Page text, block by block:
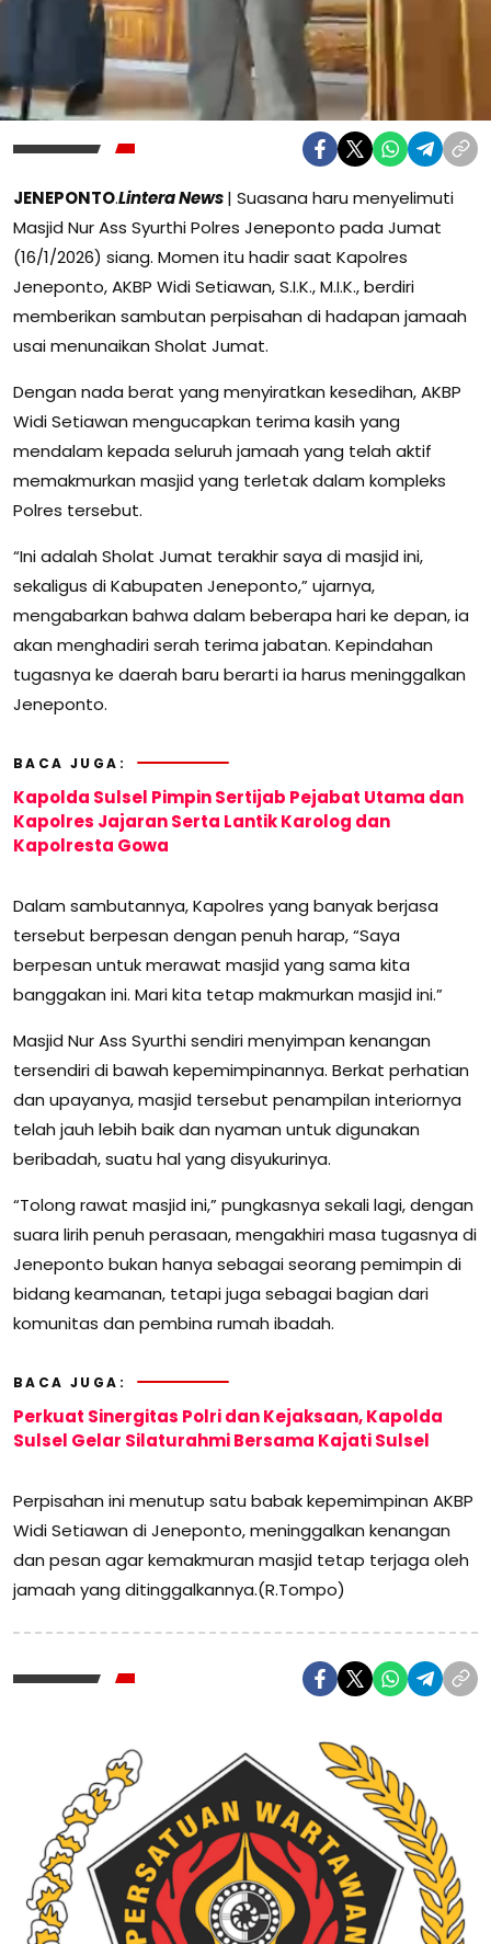
JENEPONTO.Lintera News| Suasana haru menyelimuti
Masjid Nur Ass Syurthi Polres Jeneponto pada Jumat
(16/1/2026) siang. Momen itu hadir saat Kapolres
Jeneponto, AKBP Widi Setiawan, S.I.K., M.I.K., berdiri
memberikan sambutan perpisahan di hadapan jamaah
usai menunaikan Sholat Jumat.
Dengan nada berat yang menyiratkan kesedihan, AKBP
Widi Setiawan mengucapkan terima kasih yang
mendalam kepada seluruh jamaah yang telah aktif
memakmurkan masjid yang terletak dalam kompleks
Polres tersebut.
“Ini adalah Sholat Jumat terakhir saya di masjid ini,
sekaligus di Kabupaten Jeneponto,” ujarnya,
mengabarkan bahwa dalam beberapa hari ke depan, ia
akan menghadiri serah terima jabatan. Kepindahan
tugasnya ke daerah baru berarti ia harus meninggalkan
Jeneponto.
BACA JUGA:
Kapolda Sulsel Pimpin Sertijab Pejabat Utama dan
Kapolres Jajaran Serta Lantik Karolog dan
Kapolresta Gowa
Dalam sambutannya, Kapolres yang banyak berjasa
tersebut berpesan dengan penuh harap, “Saya
berpesan untuk merawat masjid yang sama kita
banggakan ini. Mari kita tetap makmurkan masjid ini.”
Masjid Nur Ass Syurthi sendiri menyimpan kenangan
tersendiri di bawah kepemimpinannya. Berkat perhatian
dan upayanya, masjid tersebut penampilan interiornya
telah jauh lebih baik dan nyaman untuk digunakan
beribadah, suatu hal yang disyukurinya.
“Tolong rawat masjid ini,” pungkasnya sekali lagi, dengan
suara lirih penuh perasaan, mengakhiri masa tugasnya di
Jeneponto bukan hanya sebagai seorang pemimpin di
bidang keamanan, tetapi juga sebagai bagian dari
komunitas dan pembina rumah ibadah.
BACA JUGA:
Perkuat Sinergitas Polri dan Kejaksaan, Kapolda
Sulsel Gelar Silaturahmi Bersama Kajati Sulsel
Perpisahan ini menutup satu babak kepemimpinan AKBP
Widi Setiawan di Jeneponto, meninggalkan kenangan
dan pesan agar kemakmuran masjid tetap terjaga oleh
jamaah yang ditinggalkannya.(R.Tompo)